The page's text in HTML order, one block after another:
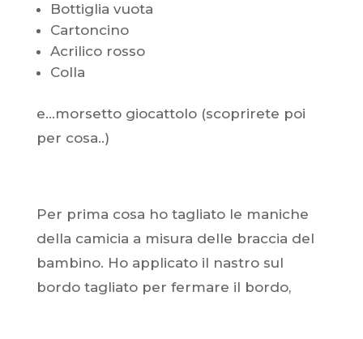
Bottiglia vuota
Cartoncino
Acrilico rosso
Colla
e...morsetto giocattolo (scoprirete poi
per cosa..)
Per prima cosa ho tagliato le maniche
della camicia a misura delle braccia del
bambino. Ho applicato il nastro sul
bordo tagliato per fermare il bordo,